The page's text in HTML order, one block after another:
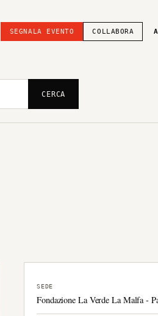
SEGNALA EVENTO COLLABORA
CERCA
SEDE
Fondazione La Verde La Malfa -